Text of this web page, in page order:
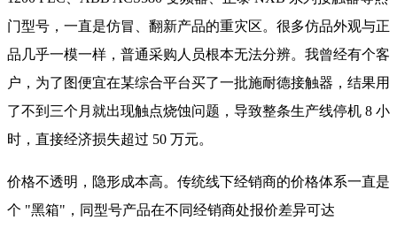
门型号，一直是仿冒、翻新产品的重灾区。很多仿品外观与正
品几乎一模一样，普通采购人员根本无法分辨。我曾经有个客
户，为了图便宜在某综合平台买了一批施耐德接触器，结果用
了不到三个月就出现触点烧蚀问题，导致整条生产线停机 8 小
时，直接经济损失超过 50 万元。
价格不透明，隐形成本高。传统线下经销商的价格体系一直是
个 "黑箱"，同型号产品在不同经销商处报价差异可达